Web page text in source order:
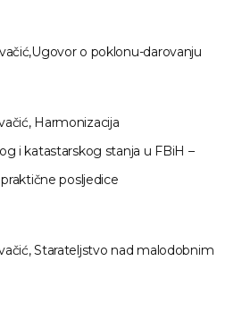
o poklonu-darovanju
Harmonizacija
i katastarskog stanja u FBiH –
posljedice
Starateljstvo nad malodobnim